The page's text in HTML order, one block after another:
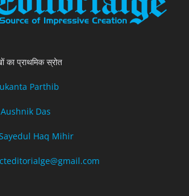
का प्राथमिक स्रोत
Parthib
Aushnik Das
Haq Mihir